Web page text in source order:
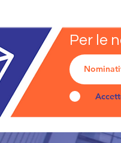
Per le